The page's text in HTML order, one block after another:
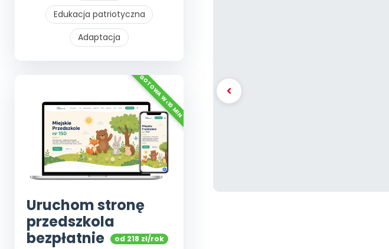
Edukacja patriotyczna
Adaptacja
Uruchom stronę
przedszkola
bezpłatnie
od 218 zł/rok